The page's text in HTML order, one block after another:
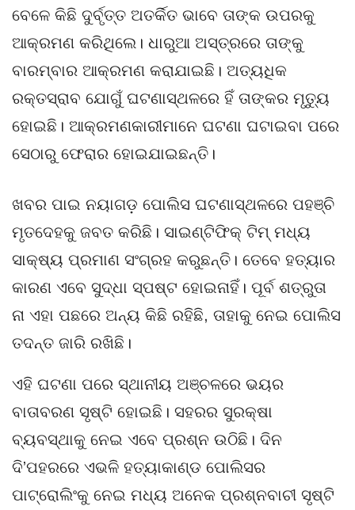
ବେଳେ କିଛି ଦୁର୍ବୃତ୍ତ ଅତର୍କିତ ଭାବେ ତାଙ୍କ ଉପରକୁ
ଆକ୍ରମଣ କରିଥିଲେ। ଧାରୁଆ ଅସ୍ତ୍ରରେ ତାଙ୍କୁ
ବାରମ୍ବାର ଆକ୍ରମଣ କରାଯାଇଛି। ଅତ୍ୟଧିକ
ରକ୍ତସ୍ରାବ ଯୋଗୁଁ ଘଟଣାସ୍ଥଳରେ ହିଁ ତାଙ୍କର ମୃତ୍ୟୁ
ହୋଇଛି। ଆକ୍ରମଣକାରୀମାନେ ଘଟଣା ଘଟାଇବା ପରେ
ସେଠାରୁ ଫେରାର ହୋଇଯାଇଛନ୍ତି।
ଖବର ପାଇ ନୟାଗଡ଼ ପୋଲିସ ଘଟଣାସ୍ଥଳରେ ପହଞ୍ଚି
ମୃତଦେହକୁ ଜବତ କରିଛି। ସାଇଣ୍ଟିଫିକ୍ ଟିମ୍ ମଧ୍ୟ
ସାକ୍ଷ୍ୟ ପ୍ରମାଣ ସଂଗ୍ରହ କରୁଛନ୍ତି। ତେବେ ହତ୍ୟାର
କାରଣ ଏବେ ସୁଦ୍ଧା ସ୍ପଷ୍ଟ ହୋଇନାହିଁ। ପୂର୍ବ ଶତ୍ରୁତା
ନା ଏହା ପଛରେ ଅନ୍ୟ କିଛି ରହିଛି, ତାହାକୁ ନେଇ ପୋଲିସ
ତଦନ୍ତ ଜାରି ରଖିଛି।
ଏହି ଘଟଣା ପରେ ସ୍ଥାନୀୟ ଅଞ୍ଚଳରେ ଭୟର
ବାତାବରଣ ସୃଷ୍ଟି ହୋଇଛି। ସହରର ସୁରକ୍ଷା
ବ୍ୟବସ୍ଥାକୁ ନେଇ ଏବେ ପ୍ରଶ୍ନ ଉଠିଛି। ଦିନ
ଦି’ପହରରେ ଏଭଳି ହତ୍ୟାକାଣ୍ଡ ପୋଲିସର
ପାଟ୍ରୋଲିଂକୁ ନେଇ ମଧ୍ୟ ଅନେକ ପ୍ରଶ୍ନବାଚୀ ସୃଷ୍ଟି